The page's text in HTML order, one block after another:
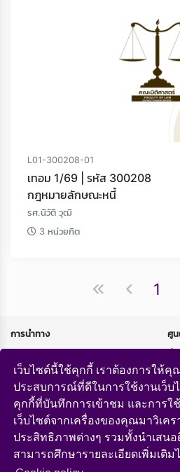
เว็บไซต์นี้ใช้คุกกี้ เราต้องการให้คุ
ประสบการณ์ที่ดีในการใช้งานเว็บ
คุกกี้ที่บันทึกการเข้าชม และการใ
เว็บไซต์จากเครื่องของคุณมาวิเคร
ประสิทธิภาพต่างๆ รวมทั้งนำเสน
สามารถศึกษารายละเอียดเพิ่มเติม
L01-300208-01
เทอม 1/69 | รหัส 300208
กฎหมายลักษณะหนี้
รศ.นิวัติ วุฒิ
3 หน่วยกิต
1
การนำทาง
หน้าแรก
หลักสูตร
ถ่ายทอดสด
ศูน
คำ
นโ
ทำความรู้จักกับเรา
เกี่ยวกับเรา